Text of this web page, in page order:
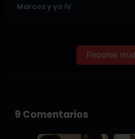
Marcos y yo IV
Reportar
9 Comentarios